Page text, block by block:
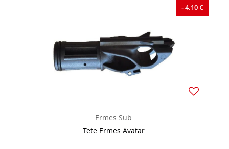
- 4.10 €
Ermes Sub
Tete Ermes Avatar